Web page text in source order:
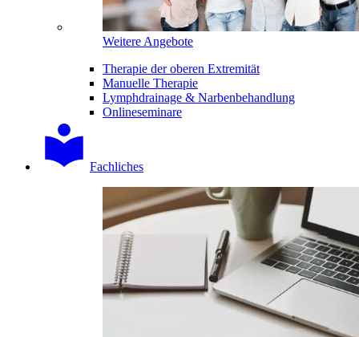
Weitere Angebote
Therapie der oberen Extremität
Manuelle Therapie
Lymphdrainage & Narbenbehandlung
Onlineseminare
Fachliches